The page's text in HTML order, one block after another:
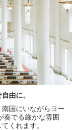
由に。
国にいながらヨー
奏でる厳かな雰囲
くれます。